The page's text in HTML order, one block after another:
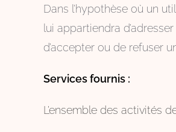
Dans l’hypothèse où un
lui appartiendra
d’accepter ou de refuser
Services fournis :
L’ensemble des activités